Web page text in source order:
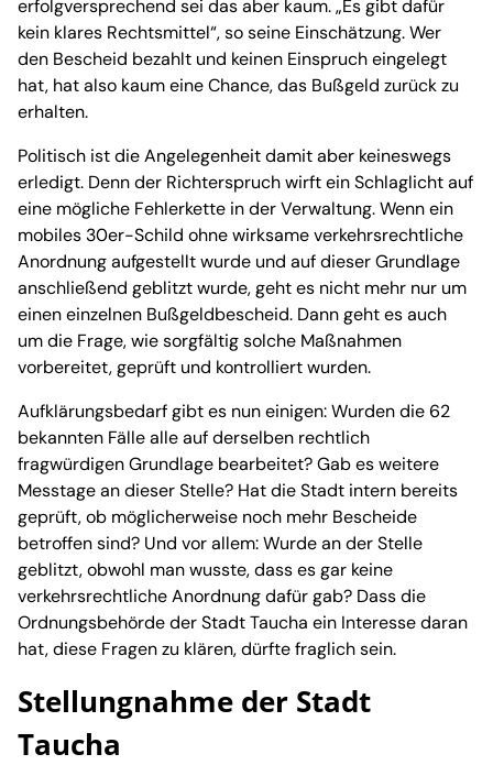
erfolgversprechend sei das aber kaum. „Es gibt dafür
kein klares Rechtsmittel“, so seine Einschätzung. Wer
den Bescheid bezahlt und keinen Einspruch eingelegt
hat, hat also kaum eine Chance, das Bußgeld zurück zu
erhalten.
Politisch ist die Angelegenheit damit aber keineswegs
erledigt. Denn der Richterspruch wirft ein Schlaglicht auf
eine mögliche Fehlerkette in der Verwaltung. Wenn ein
mobiles 30er-Schild ohne wirksame verkehrsrechtliche
Anordnung aufgestellt wurde und auf dieser Grundlage
anschließend geblitzt wurde, geht es nicht mehr nur um
einen einzelnen Bußgeldbescheid. Dann geht es auch
um die Frage, wie sorgfältig solche Maßnahmen
vorbereitet, geprüft und kontrolliert wurden.
Aufklärungsbedarf gibt es nun einigen: Wurden die 62
bekannten Fälle alle auf derselben rechtlich
fragwürdigen Grundlage bearbeitet? Gab es weitere
Messtage an dieser Stelle? Hat die Stadt intern bereits
geprüft, ob möglicherweise noch mehr Bescheide
betroffen sind? Und vor allem: Wurde an der Stelle
geblitzt, obwohl man wusste, dass es gar keine
verkehrsrechtliche Anordnung dafür gab? Dass die
Ordnungsbehörde der Stadt Taucha ein Interesse daran
hat, diese Fragen zu klären, dürfte fraglich sein.
Stellungnahme der Stadt
Taucha